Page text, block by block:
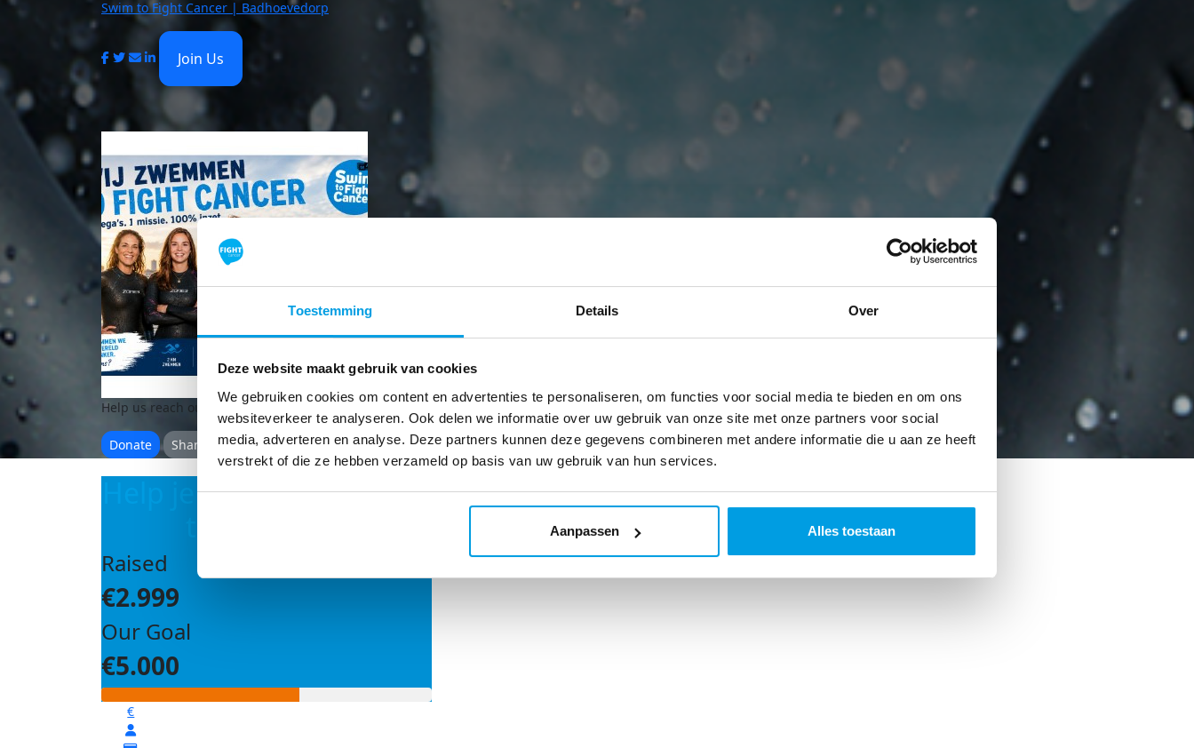
Toestemming Details Over
Deze website maakt gebruik van cookies
We gebruiken cookies om content en advertenties te personaliseren, om functies voor social media te bieden en om ons
websiteverkeer te analyseren. Ook delen we informatie over uw gebruik van onze site met onze partners voor social
media, adverteren en analyse. Deze partners kunnen deze gegevens combineren met andere informatie die u aan ze heeft
verstrekt of die ze hebben verzameld op basis van uw gebruik van hun services.
Aanpassen Alles toestaan
Swim to Fight Cancer | Badhoevedorp
Join Us
Help us reach our goal of €5,000
Donate Share
Help je mee om ons doel
Raised
€2.999
Our Goal
€5.000
€